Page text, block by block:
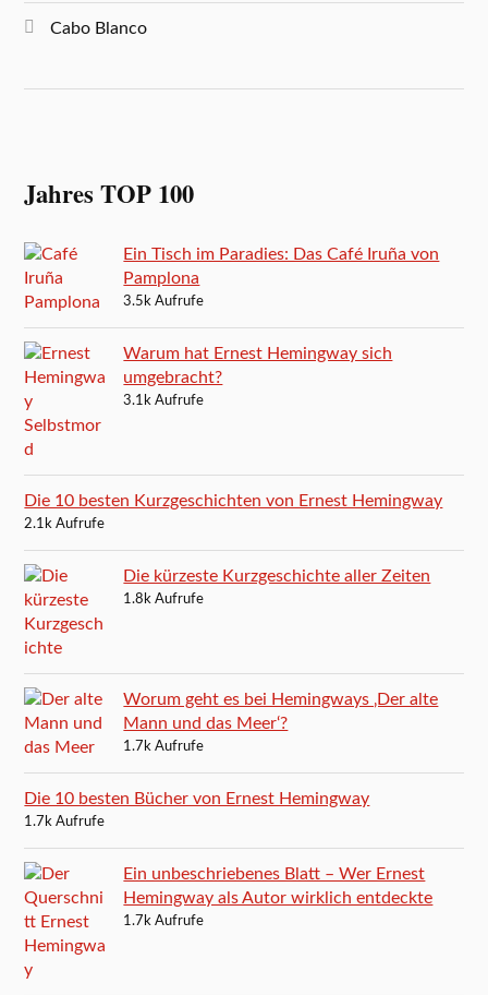
Cabo Blanco
Jahres TOP 100
Ein Tisch im Paradies: Das Café Iruña von
Pamplona
3.5k Aufrufe
Warum hat Ernest Hemingway sich
umgebracht?
3.1k Aufrufe
Die 10 besten Kurzgeschichten von Ernest Hemingway
2.1k Aufrufe
Die kürzeste Kurzgeschichte aller Zeiten
1.8k Aufrufe
Worum geht es bei Hemingways ‚Der alte
Mann und das Meer‘?
1.7k Aufrufe
Die 10 besten Bücher von Ernest Hemingway
1.7k Aufrufe
Ein unbeschriebenes Blatt – Wer Ernest
Hemingway als Autor wirklich entdeckte
1.7k Aufrufe